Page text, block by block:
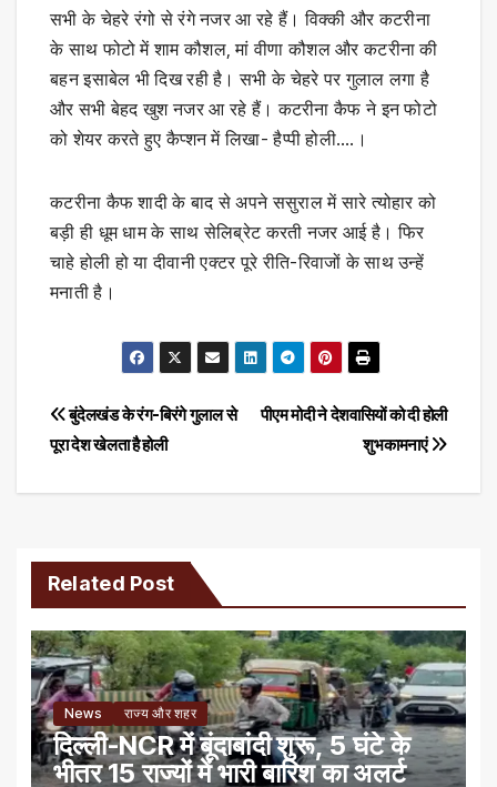
सभी के चेहरे रंगो से रंगे नजर आ रहे हैं। विक्की और कटरीना
के साथ फोटो में शाम कौशल, मां वीणा कौशल और कटरीना की
बहन इसाबेल भी दिख रही है। सभी के चेहरे पर गुलाल लगा है
और सभी बेहद खुश नजर आ रहे हैं। कटरीना कैफ ने इन फोटो
को शेयर करते हुए कैप्शन में लिखा- हैप्पी होली….।
कटरीना कैफ शादी के बाद से अपने ससुराल में सारे त्योहार को
बड़ी ही धूम धाम के साथ सेलिब्रेट करती नजर आई है। फिर
चाहे होली हो या दीवानी एक्टर पूरे रीति-रिवाजों के साथ उन्हें
मनाती है।
Post
navigation
पीएम मोदी ने देशवासियों को दी होली
शुभकामनाएं
बुंदेलखंड के रंग-बिरंगे गुलाल से
पूरा देश खेलता है होली
Related Post
News राज्य और शहर
दिल्ली-NCR में बूंदाबांदी शुरू, 5 घंटे के
भीतर 15 राज्यों में भारी बारिश का अलर्ट